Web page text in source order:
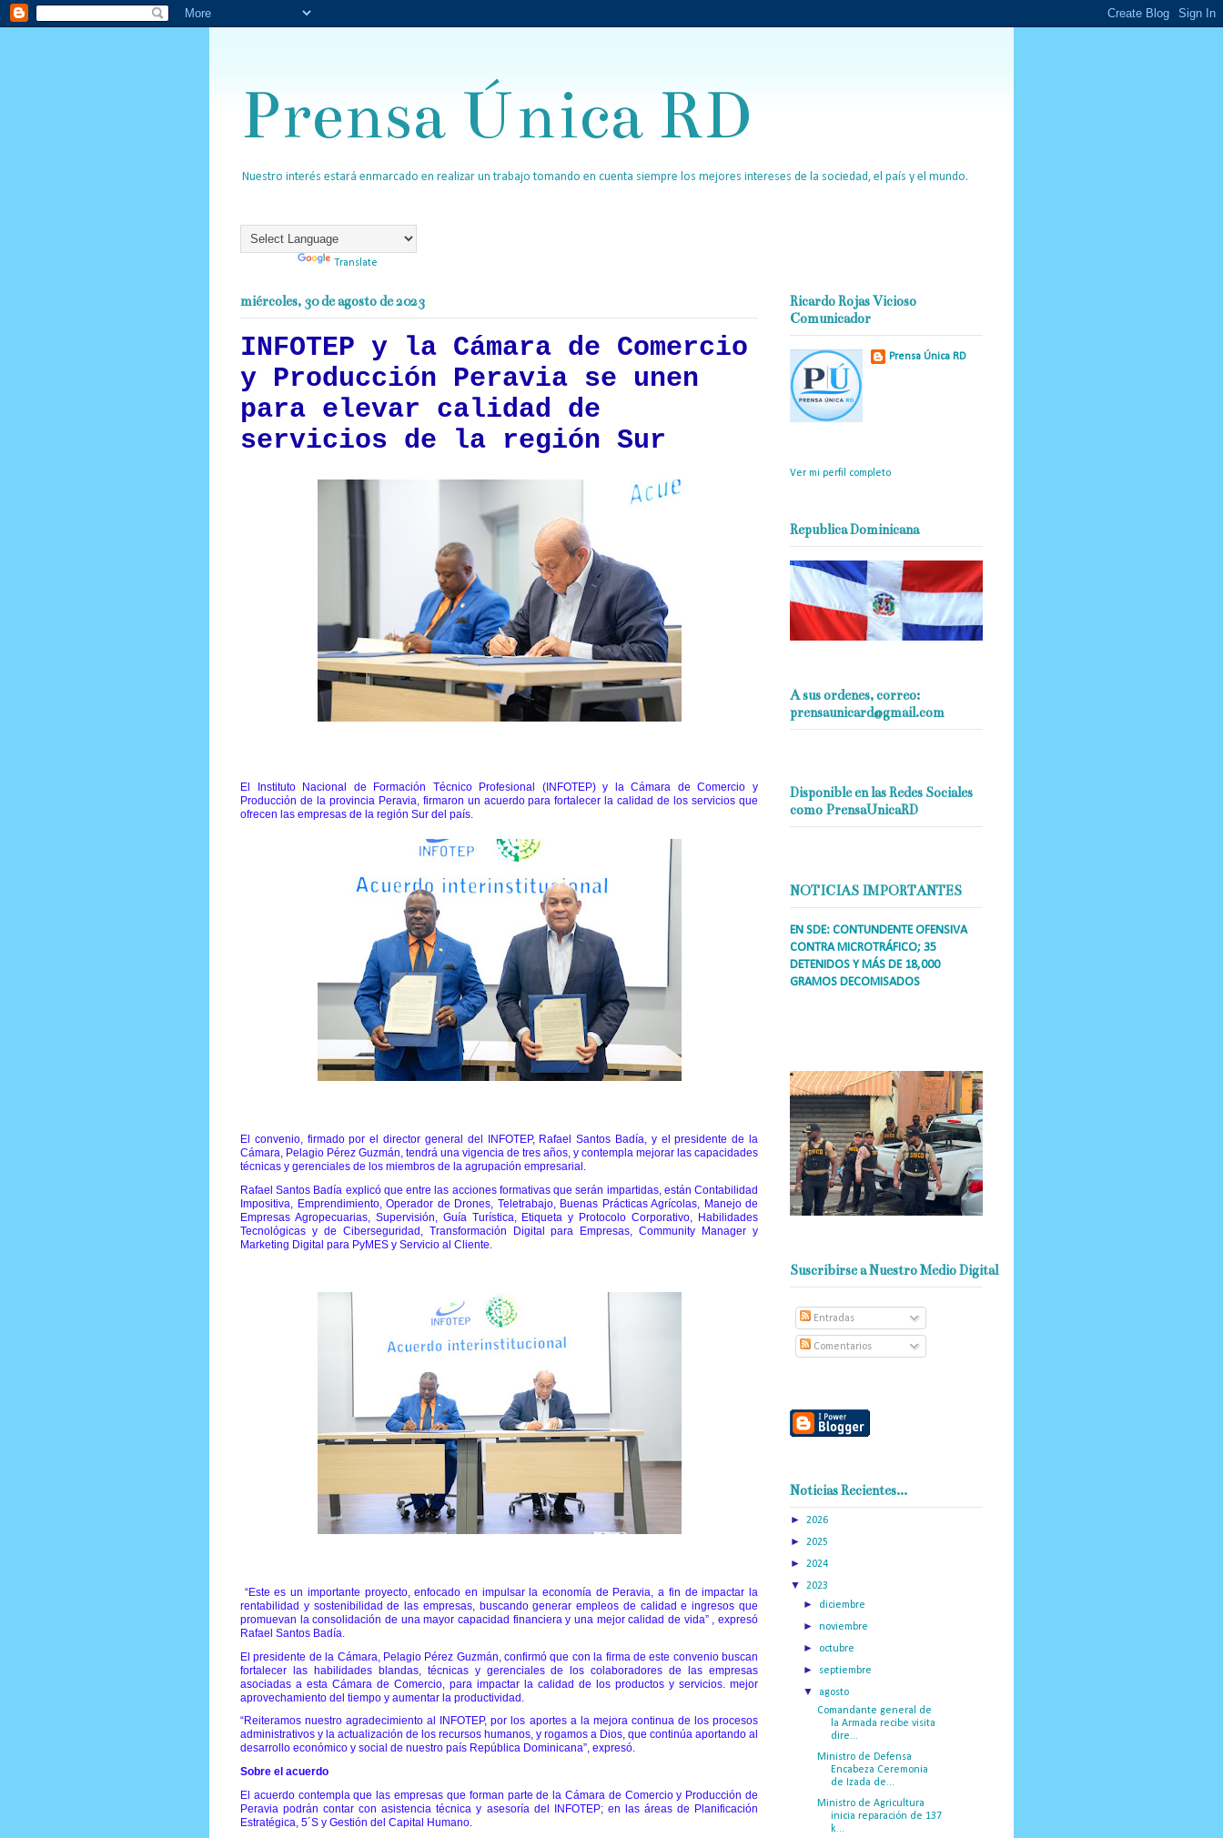
Prensa Única RD
Nuestro interés estará enmarcado en realizar un trabajo tomando en cuenta siempre los mejores intereses de la sociedad, el país y el mundo.
Translate
miércoles, 30 de agosto de 2023
INFOTEP y la Cámara de Comercio
y Producción Peravia se unen
para elevar calidad de
servicios de la región Sur
El Instituto Nacional de Formación Técnico Profesional (INFOTEP) y la Cámara de Comercio y
Producción de la provincia Peravia, firmaron un acuerdo para fortalecer la calidad de los servicios que
ofrecen las empresas de la región Sur del país.
El convenio, firmado por el director general del INFOTEP, Rafael Santos Badía, y el presidente de la
Cámara, Pelagio Pérez Guzmán, tendrá una vigencia de tres años, y contempla mejorar las capacidades
técnicas y gerenciales de los miembros de la agrupación empresarial.
Rafael Santos Badía explicó que entre las acciones formativas que serán impartidas, están Contabilidad
Impositiva, Emprendimiento, Operador de Drones, Teletrabajo, Buenas Prácticas Agrícolas, Manejo de
Empresas Agropecuarias, Supervisión, Guía Turística, Etiqueta y Protocolo Corporativo, Habilidades
Tecnológicas y de Ciberseguridad, Transformación Digital para Empresas, Community Manager y
Marketing Digital para PyMES y Servicio al Cliente.
“Este es un importante proyecto, enfocado en impulsar la economía de Peravia, a fin de impactar la
rentabilidad y sostenibilidad de las empresas, buscando generar empleos de calidad e ingresos que
promuevan la consolidación de una mayor capacidad financiera y una mejor calidad de vida” , expresó
Rafael Santos Badía.
El presidente de la Cámara, Pelagio Pérez Guzmán, confirmó que con la firma de este convenio buscan
fortalecer las habilidades blandas, técnicas y gerenciales de los colaboradores de las empresas
asociadas a esta Cámara de Comercio, para impactar la calidad de los productos y servicios. mejor
aprovechamiento del tiempo y aumentar la productividad.
“Reiteramos nuestro agradecimiento al INFOTEP, por los aportes a la mejora continua de los procesos
administrativos y la actualización de los recursos humanos, y rogamos a Dios, que continúa aportando al
desarrollo económico y social de nuestro país República Dominicana”, expresó.
Sobre el acuerdo
El acuerdo contempla que las empresas que forman parte de la Cámara de Comercio y Producción de
Peravia podrán contar con asistencia técnica y asesoría del INFOTEP; en las áreas de Planificación
Estratégica, 5´S y Gestión del Capital Humano.
Ricardo Rojas Vicioso
Comunicador
Prensa Única RD
Ver mi perfil completo
Republica Dominicana
A sus ordenes, correo:
prensaunicard@gmail.com
Disponible en las Redes Sociales
como PrensaUnicaRD
NOTICIAS IMPORTANTES
EN SDE: CONTUNDENTE OFENSIVA
CONTRA MICROTRÁFICO; 35
DETENIDOS Y MÁS DE 18,000
GRAMOS DECOMISADOS
Suscribirse a Nuestro Medio Digital
Entradas
Comentarios
Noticias Recientes...
► 2026
► 2025
► 2024
▼ 2023
► diciembre
►noviembre
► octubre
► septiembre
▼ agosto
Comandante general de
la Armada recibe visita
dire...
Ministro de Defensa
Encabeza Ceremonia
de Izada de...
Ministro de Agricultura
inicia reparación de 137
k...